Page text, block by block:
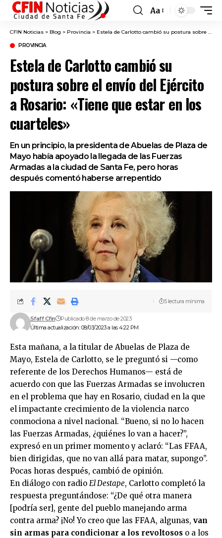
Font
Resizer
Aa
CFIN Noticias > Blog > Provincia > Estela de Carlotto cambió su postura sobre el envío del Ejército a Rosario: «Tiene que estar en los cuarteles»
PROVINCIA
Estela de Carlotto cambió su
postura sobre el envío del Ejército
a Rosario: «Tiene que estar en los
cuarteles»
En un principio, la presidenta de Abuelas de Plaza de
Mayo había apoyado la llegada de las Fuerzas
Armadas a la ciudad de Santa Fe, pero horas
después comentó haberse arrepentido
Última actualización: 08/03/2023 a las 4:22 PM
Sfaff Cfin Publicado 8 de marzo de 2023
5 lectura mínima
Esta mañana, a la titular de Abuelas de Plaza de
Mayo, Estela de Carlotto, se le preguntó si —como
referente de los Derechos Humanos— está de
acuerdo con que las Fuerzas Armadas se involucren
en el problema que hay en Rosario, ciudad en la que
el impactante crecimiento de la violencia narco
conmociona a nivel nacional. “Bueno, si no lo hacen
las Fuerzas Armadas, ¿quiénes lo van a hacer?”,
expresó en un primer momento y aclaró: “Las FFAA,
bien dirigidas, que no van allá para matar, supongo”.
Pocas horas después, cambió de opinión.
En diálogo con radio El Destape, Carlotto completó la
respuesta preguntándose: “¿De qué otra manera
[podría ser], gente del pueblo manejando arma
contra arma? ¡No! Yo creo que las FFAA, algunas, van
sin armas para condicionar a los revoltosos o a los